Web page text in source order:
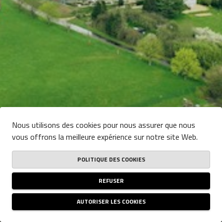
CONDITIONS GÉNÉRALES D'UTILISATION DU SITE-POLITIQUE DE CONFIDENTIALITÉ
POLITIQUE DES COOKIES
Nous utilisons des cookies pour nous assurer que nous
vous offrons la meilleure expérience sur notre site Web.
POLITIQUE DES COOKIES
REFUSER
AUTORISER LES COOKIES